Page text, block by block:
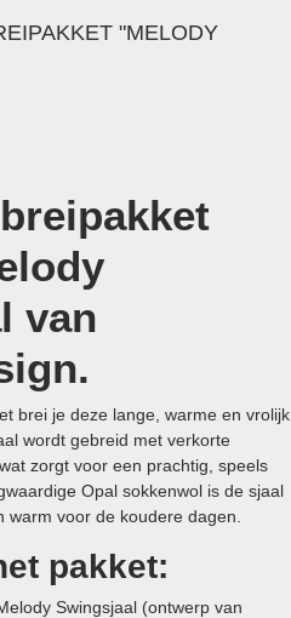
"MELODY
van
brei je deze lange, warme en vrolijk
wordt gebreid met verkorte
zorgt voor een prachtig, speels
Opal sokkenwol is de sjaal
warm voor de koudere dagen.
pakket:
Swingsjaal (ontwerp van